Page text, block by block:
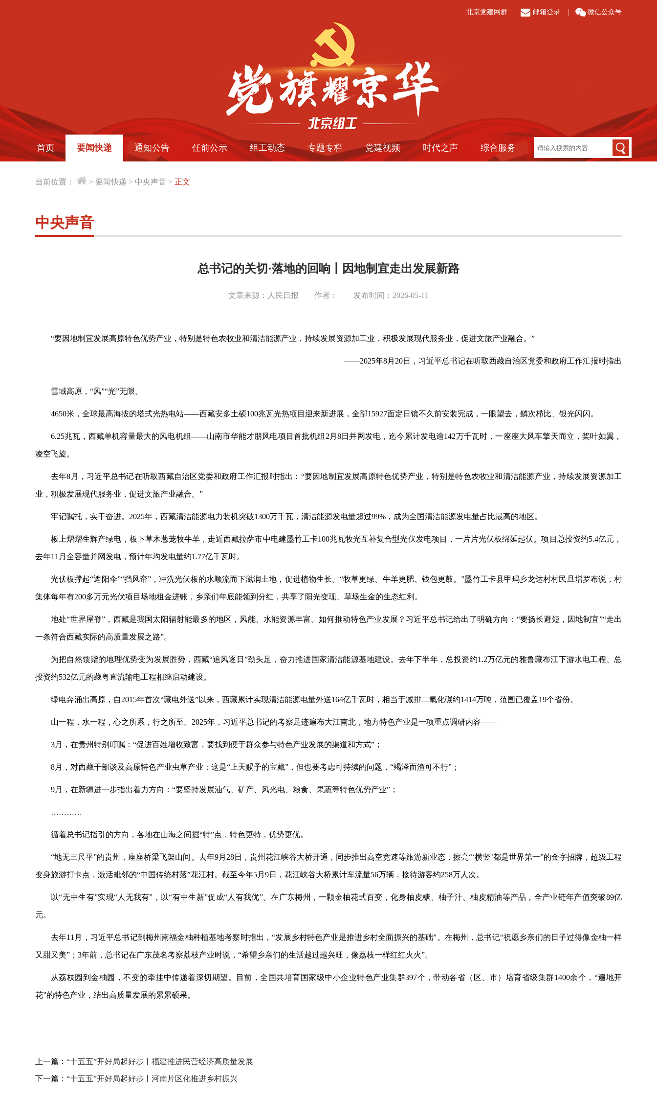
北京党建网群 邮箱登录 微信公众号
首页 要闻快递 通知公告 任前公示 组工动态 专题专栏 党建视频 时代之声 综合服务
当前位置： > 要闻快递 > 中央声音 > 正文
中央声音
总书记的关切·落地的回响丨因地制宜走出发展新路
文章来源：人民日报 作者： 发布时间：2026-05-11
“要因地制宜发展高原特色优势产业，特别是特色农牧业和清洁能源产业，持续发展资源加工业，积极发展现代服务业，促进文旅产业融合。”
——2025年8月20日，习近平总书记在听取西藏自治区党委和政府工作汇报时指出
雪域高原， “风”“光”无限。
4650米，全球最高海拔的塔式光热电站——西藏安多土硕100兆瓦光热项目迎来新进展，全部15927面定日镜不久前安装完成，一眼望去，鳞次栉比、银光闪闪。
6.25兆瓦，西藏单机容量最大的风电机组——山南市华能才朋风电项目首批机组2月8日并网发电，迄今累计发电逾142万千瓦时，一座座大风车擎天而立，桨叶如翼，
凌空飞旋。
去年8月，习近平总书记在听取西藏自治区党委和政府工作汇报时指出：“要因地制宜发展高原特色优势产业，特别是特色农牧业和清洁能源产业，持续发展资源加工
业，积极发展现代服务业，促进文旅产业融合。”
牢记嘱托，实干奋进。 2025年，西藏清洁能源电力装机突破1300万千瓦，清洁能源发电量超过99%，成为全国清洁能源发电量占比最高的地区。
板上熠熠生辉产绿电，板下草木葱茏牧牛羊，走近西藏拉萨市中电建墨竹工卡100兆瓦牧光互补复合型光伏发电项目，一片片光伏板绵延起伏。项目总投资约5.4亿元，
去年11月全容量并网发电，预计年均发电量约1.77亿千瓦时。
光伏板撑起“遮阳伞”“挡风帘”，冲洗光伏板的水顺流而下滋润土地，促进植物生长。“牧草更绿、牛羊更肥、钱包更鼓。”墨竹工卡县甲玛乡龙达村村民旦增罗布说，村
集体每年有200多万元光伏项目场地租金进账，乡亲们年底能领到分红，共享了阳光变现、草场生金的生态红利。
地处“世界屋脊”，西藏是我国太阳辐射能最多的地区，风能、水能资源丰富。如何推动特色产业发展？习近平总书记给出了明确方向：“要扬长避短，因地制宜”“走出
一条符合西藏实际的高质量发展之路”。
为把自然馈赠的地理优势变为发展胜势，西藏“追风逐日”劲头足，奋力推进国家清洁能源基地建设。去年下半年，总投资约1.2万亿元的雅鲁藏布江下游水电工程、总
投资约532亿元的藏粤直流输电工程相继启动建设。
绿电奔涌出高原，自2015年首次“藏电外送”以来，西藏累计实现清洁能源电量外送164亿千瓦时，相当于减排二氧化碳约1414万吨，范围已覆盖19个省份。
山一程，水一程，心之所系，行之所至。 2025年，习近平总书记的考察足迹遍布大江南北，地方特色产业是一项重点调研内容——
3月，在贵州特别叮嘱：“促进百姓增收致富，要找到便于群众参与特色产业发展的渠道和方式”；
8月，对西藏干部谈及高原特色产业虫草产业：这是“上天赐予的宝藏”，但也要考虑可持续的问题，“竭泽而渔可不行”；
9月，在新疆进一步指出着力方向：“要坚持发展油气、矿产、风光电、粮食、果蔬等特色优势产业”；
…………
循着总书记指引的方向，各地在山海之间掘“特”点，特色更特，优势更优。
“地无三尺平”的贵州，座座桥梁飞架山间。去年9月28日，贵州花江峡谷大桥开通，同步推出高空竞速等旅游新业态，擦亮“‘横竖’都是世界第一”的金字招牌，超级工程
变身旅游打卡点，激活毗邻的“中国传统村落”花江村。截至今年5月9日，花江峡谷大桥累计车流量56万辆，接待游客约258万人次。
以“无中生有”实现“人无我有”，以“有中生新”促成“人有我优”。在广东梅州，一颗金柚花式百变，化身柚皮糖、柚子汁、柚皮精油等产品，全产业链年产值突破89亿
元。
去年11月，习近平总书记到梅州南福金柚种植基地考察时指出，“发展乡村特色产业是推进乡村全面振兴的基础”。在梅州，总书记“祝愿乡亲们的日子过得像金柚一样
又甜又美”；3年前，总书记在广东茂名考察荔枝产业时说，“希望乡亲们的生活越过越兴旺，像荔枝一样红红火火”。
从荔枝园到金柚园，不变的牵挂中传递着深切期望。目前，全国共培育国家级中小企业特色产业集群397个，带动各省（区、市）培育省级集群1400余个，“遍地开
花”的特色产业，结出高质量发展的累累硕果。
上一篇： “十五五”开好局起好步丨福建推进民营经济高质量发展
下一篇： “十五五”开好局起好步丨河南片区化推进乡村振兴